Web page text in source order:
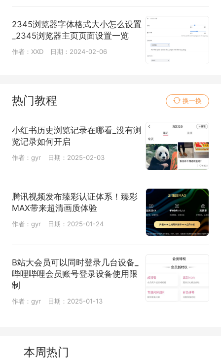
2345浏览器字体格式大小怎么设置
_2345浏览器主页页面设置一览
作者：XXD 日期：2024-02-06
热门教程 换一换
小红书历史浏览记录在哪看_没有浏
览记录如何开启
作者：gyr 日期：2025-02-03
腾讯视频发布臻彩认证体系！臻彩
MAX带来超清画质体验
作者：gyr 日期：2025-01-24
B站大会员可以同时登录几台设备_
哔哩哔哩会员账号登录设备使用限
制
作者：gyr 日期：2025-01-13
本周热门